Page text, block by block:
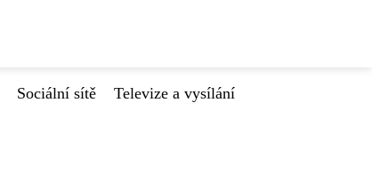
Sociální sítě Televize a vysílání